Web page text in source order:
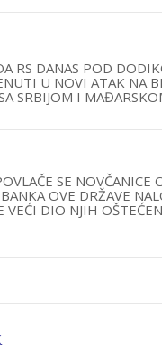
RS DANAS POD
U NOVI ATAK NA
SRBIJOM I
SE NOVČANICE
OVE DRŽAVE
VEĆI DIO NJIH